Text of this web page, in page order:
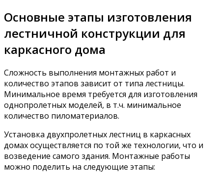
Основные этапы изготовления
лестничной конструкции для
каркасного дома
Сложность выполнения монтажных работ и
количество этапов зависит от типа лестницы.
Минимальное время требуется для изготовления
однопролетных моделей, в т.ч. минимальное
количество пиломатериалов.
Установка двухпролетных лестниц в каркасных
домах осуществляется по той же технологии, что и
возведение самого здания. Монтажные работы
можно поделить на следующие этапы: